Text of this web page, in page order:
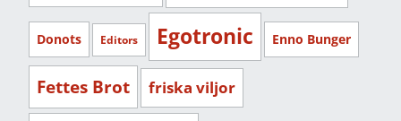
Donots Editors Egotronic Enno Bunger
Fettes Brot friska viljor